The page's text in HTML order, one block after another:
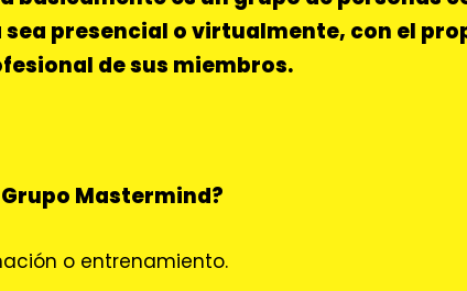
presencial o virtualmente, con el
de sus miembros.
Grupo Mastermind?
o entrenamiento.